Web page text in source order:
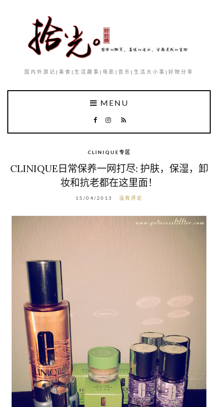
国内外游记|美食|生活趣事|电影|音乐|生活大小事|好物分享
MENU
CLINIQUE专区
CLINIQUE日常保养一网打尽: 护肤，保湿，卸
妆和抗老都在这里面！
15/04/2013 没有评论